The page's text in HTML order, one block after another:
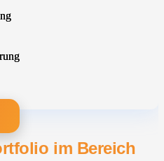
im Bereich